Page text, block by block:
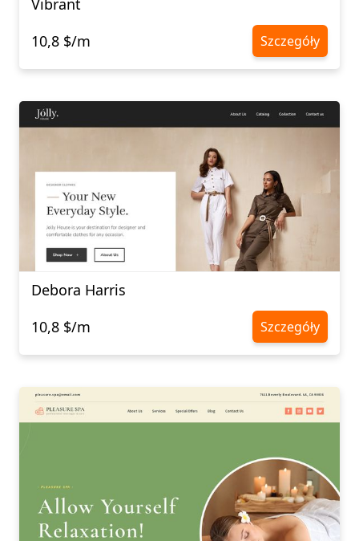
Vibrant
10,8 $/m
Szczegóły
Debora Harris
10,8 $/m
Szczegóły